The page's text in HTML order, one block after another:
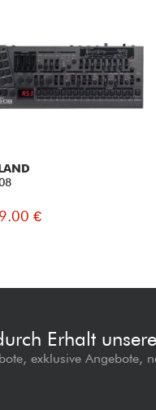
€
Erhalt
exklusive Angebote,